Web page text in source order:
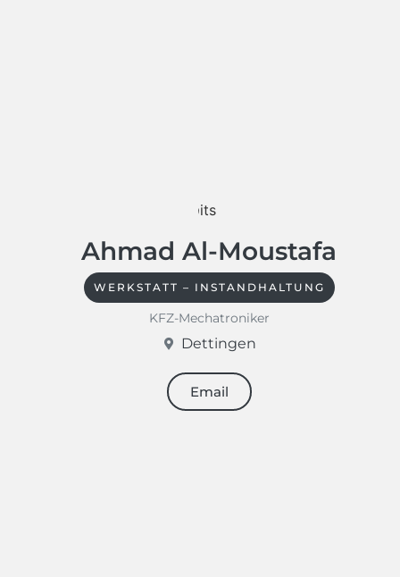
Ahmad Al-Moustafa
WERKSTATT – INSTANDHALTUNG
KFZ-Mechatroniker
Dettingen
Email